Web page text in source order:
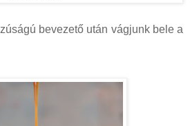
bevezető után vágjunk bele a